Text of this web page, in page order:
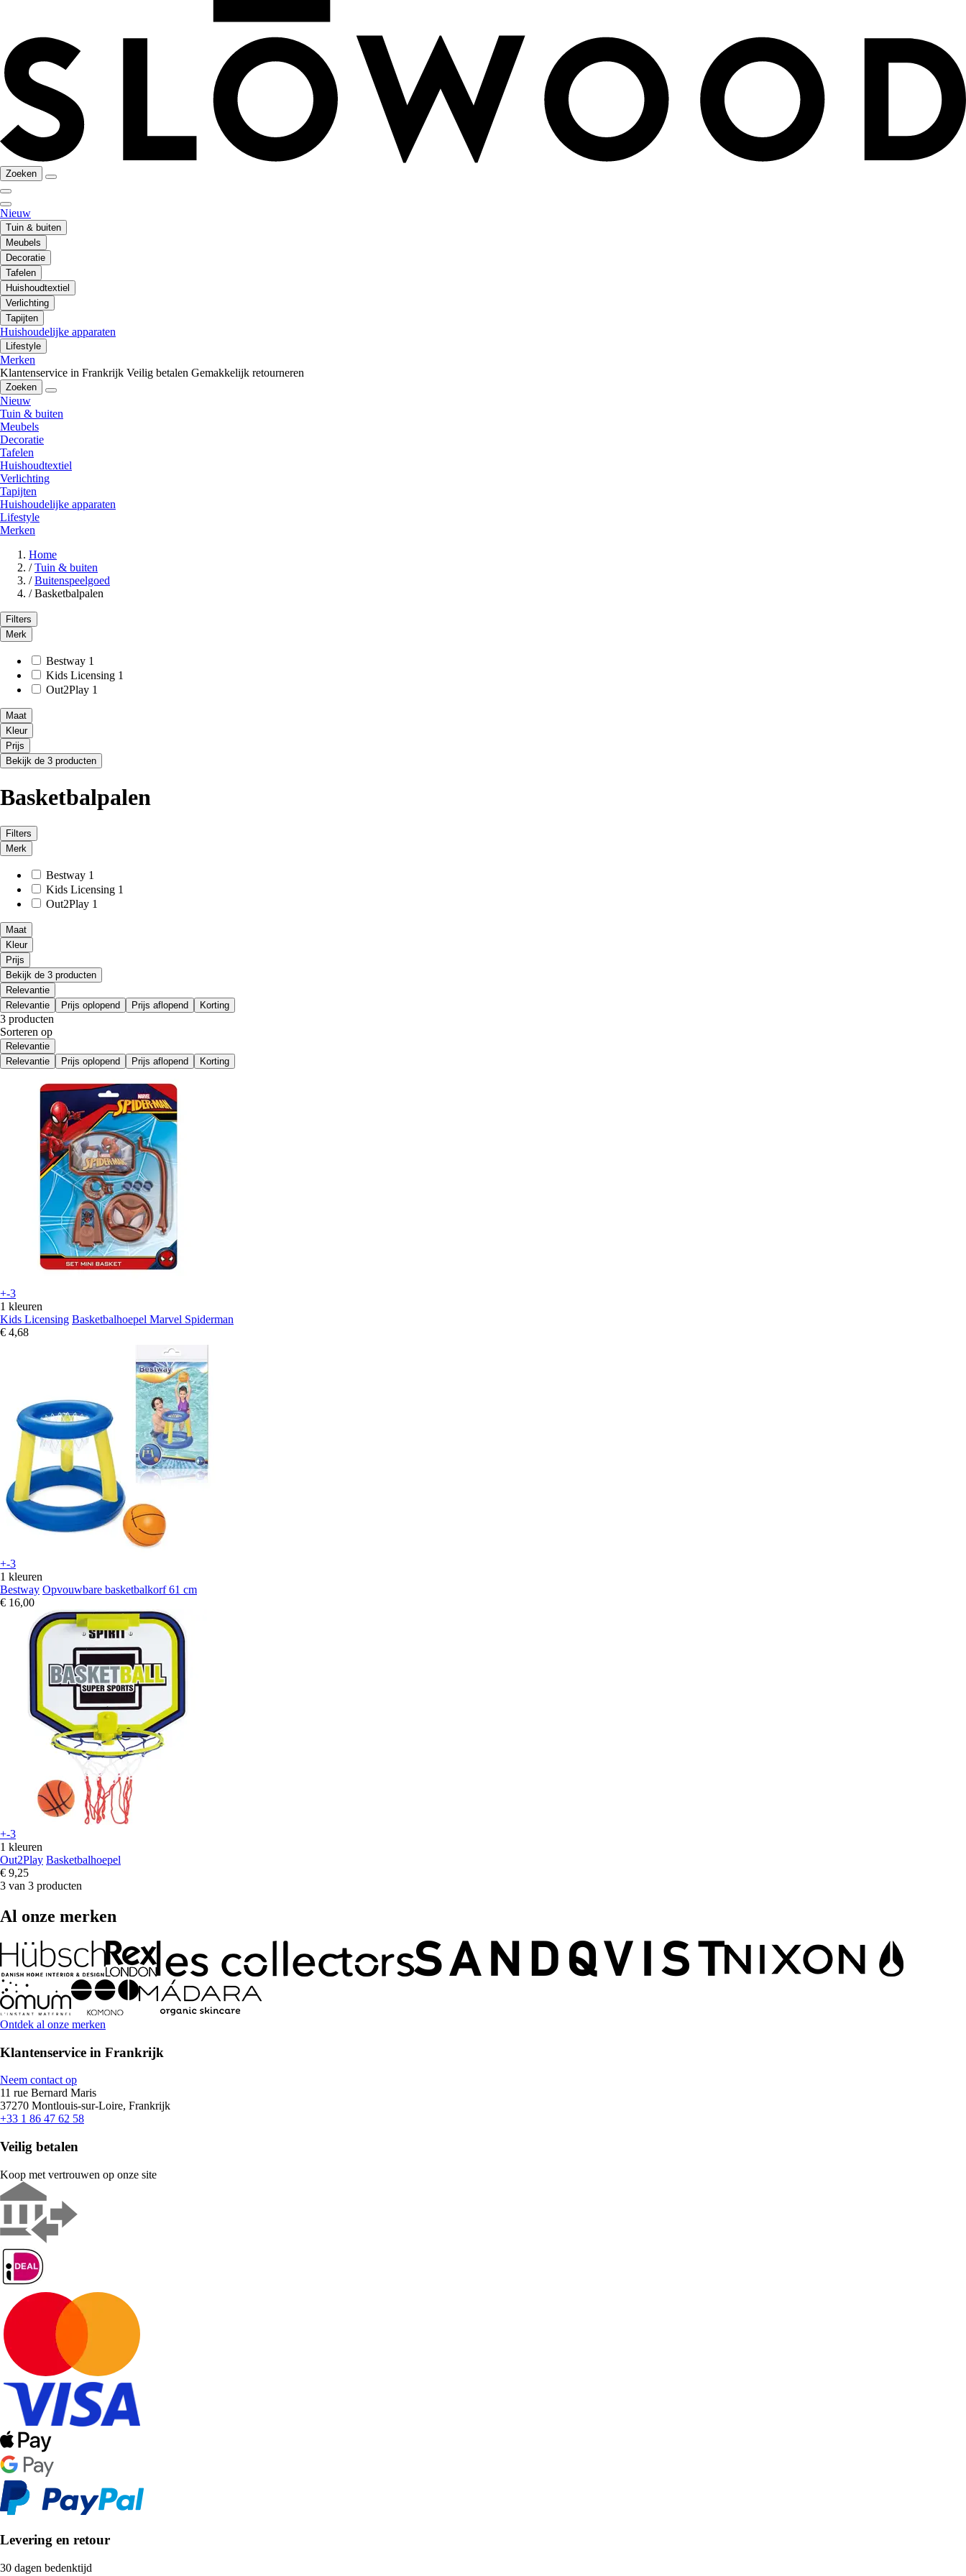
Zoeken
Nieuw
Tuin & buiten
Meubels
Decoratie
Tafelen
Huishoudtextiel
Verlichting
Tapijten
Huishoudelijke apparaten
Lifestyle
Merken
Klantenservice in Frankrijk Veilig betalen Gemakkelijk retourneren
Zoeken
Nieuw
Tuin & buiten
Meubels
Decoratie
Tafelen
Huishoudtextiel
Verlichting
Tapijten
Huishoudelijke apparaten
Lifestyle
Merken
Home
/ Tuin & buiten
/ Buitenspeelgoed
/ Basketbalpalen
Filters
Merk
Bestway 1
Kids Licensing 1
Out2Play 1
Maat
Kleur
Prijs
Bekijk de 3 producten
Basketbalpalen
Filters
Merk
Bestway 1
Kids Licensing 1
Out2Play 1
Maat
Kleur
Prijs
Bekijk de 3 producten
Relevantie
Relevantie
Prijs oplopend Prijs aflopend Korting
3 producten
Sorteren op
Relevantie
Relevantie
Prijs oplopend Prijs aflopend Korting
+-3
1 kleuren
Kids Licensing Basketbalhoepel Marvel Spiderman
€ 4,68
+-3
1 kleuren
Bestway Opvouwbare basketbalkorf 61 cm
€ 16,00
+-3
1 kleuren
Out2Play Basketbalhoepel
€ 9,25
3 van 3 producten
Al onze merken
Ontdek al onze merken
Klantenservice in Frankrijk
Neem contact op
11 rue Bernard Maris
37270 Montlouis-sur-Loire, Frankrijk
+33 1 86 47 62 58
Veilig betalen
Koop met vertrouwen op onze site
Levering en retour
30 dagen bedenktijd